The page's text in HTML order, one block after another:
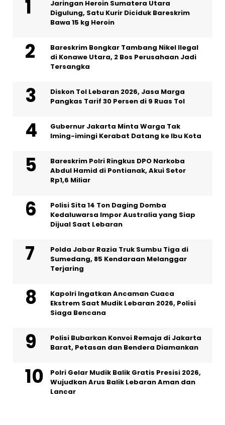
Jaringan Heroin Sumatera Utara
Digulung, Satu Kurir Diciduk Bareskrim
Bawa 15 kg Heroin
Bareskrim Bongkar Tambang Nikel Ilegal
di Konawe Utara, 2 Bos Perusahaan Jadi
Tersangka
Diskon Tol Lebaran 2026, Jasa Marga
Pangkas Tarif 30 Persen di 9 Ruas Tol
Gubernur Jakarta Minta Warga Tak
Iming-imingi Kerabat Datang ke Ibu Kota
Bareskrim Polri Ringkus DPO Narkoba
Abdul Hamid di Pontianak, Akui Setor
Rp1,6 Miliar
Polisi Sita 14 Ton Daging Domba
Kedaluwarsa Impor Australia yang Siap
Dijual Saat Lebaran
Polda Jabar Razia Truk Sumbu Tiga di
Sumedang, 85 Kendaraan Melanggar
Terjaring
Kapolri Ingatkan Ancaman Cuaca
Ekstrem Saat Mudik Lebaran 2026, Polisi
Siaga Bencana
Polisi Bubarkan Konvoi Remaja di Jakarta
Barat, Petasan dan Bendera Diamankan
Polri Gelar Mudik Balik Gratis Presisi 2026,
Wujudkan Arus Balik Lebaran Aman dan
Lancar